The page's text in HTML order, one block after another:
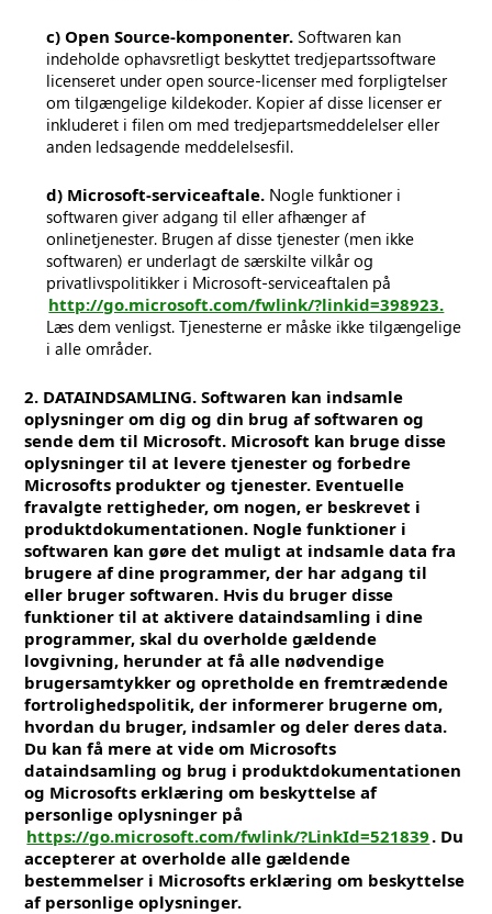
c) Open Source-komponenter. Softwaren kan
indeholde ophavsretligt beskyttet tredjepartssoftware
licenseret under open source-licenser med forpligtelser
om tilgængelige kildekoder. Kopier af disse licenser er
inkluderet i filen om med tredjepartsmeddelelser eller
anden ledsagende meddelelsesfil.
d) Microsoft-serviceaftale. Nogle funktioner i
softwaren giver adgang til eller afhænger af
onlinetjenester. Brugen af disse tjenester (men ikke
softwaren) er underlagt de særskilte vilkår og
privatlivspolitikker i Microsoft-serviceaftalen på
http://go.microsoft.com/fwlink/?linkid=398923.
Læs dem venligst. Tjenesterne er måske ikke tilgængelige
i alle områder.
2. DATAINDSAMLING. Softwaren kan indsamle
oplysninger om dig og din brug af softwaren og
sende dem til Microsoft. Microsoft kan bruge disse
oplysninger til at levere tjenester og forbedre
Microsofts produkter og tjenester. Eventuelle
fravalgte rettigheder, om nogen, er beskrevet i
produktdokumentationen. Nogle funktioner i
softwaren kan gøre det muligt at indsamle data fra
brugere af dine programmer, der har adgang til
eller bruger softwaren. Hvis du bruger disse
funktioner til at aktivere dataindsamling i dine
programmer, skal du overholde gældende
lovgivning, herunder at få alle nødvendige
brugersamtykker og opretholde en fremtrædende
fortrolighedspolitik, der informerer brugerne om,
hvordan du bruger, indsamler og deler deres data.
Du kan få mere at vide om Microsofts
dataindsamling og brug i produktdokumentationen
og Microsofts erklæring om beskyttelse af
personlige oplysninger på
https://go.microsoft.com/fwlink/?LinkId=521839 . Du
accepterer at overholde alle gældende
bestemmelser i Microsofts erklæring om beskyttelse
af personlige oplysninger.